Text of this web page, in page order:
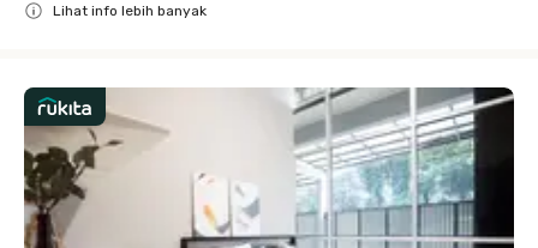
Lihat info lebih banyak